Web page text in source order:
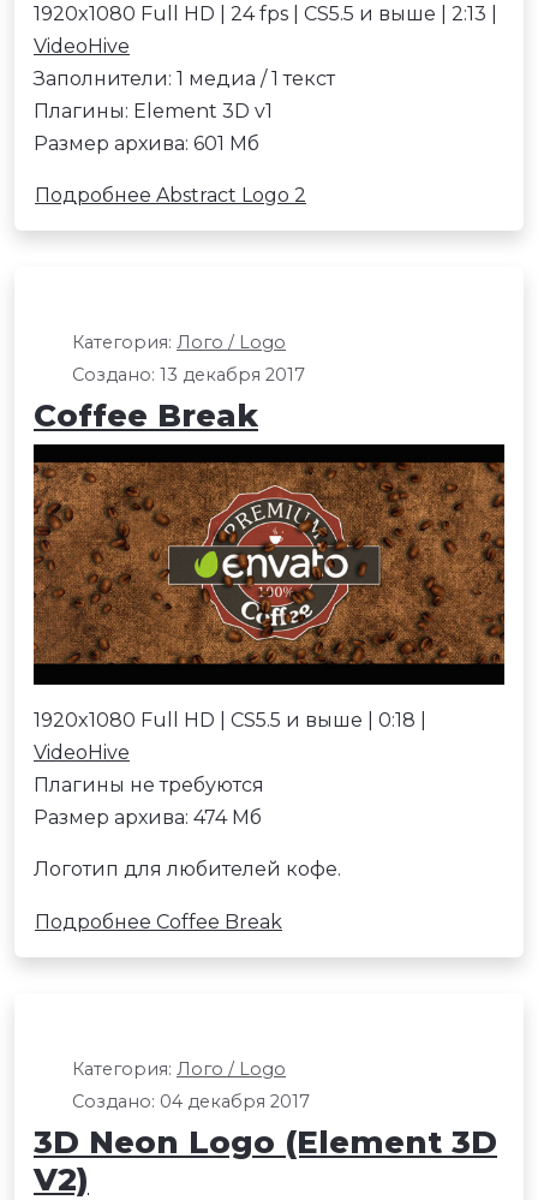
1920x1080 Full HD | 24 fps | CS5.5 и выше | 2:13 |
VideoHive
Заполнители: 1 медиа / 1 текст
Плагины: Element 3D v1
Размер архива: 601 Мб
Подробнее Abstract Logo 2
Категория: Лого / Logo
Создано: 13 декабря 2017
Coffee Break
1920x1080 Full HD | CS5.5 и выше | 0:18 |
VideoHive
Плагины не требуются
Размер архива: 474 Мб
Логотип для любителей кофе.
Подробнее Coffee Break
Категория: Лого / Logo
Создано: 04 декабря 2017
3D Neon Logo (Element 3D
V2)